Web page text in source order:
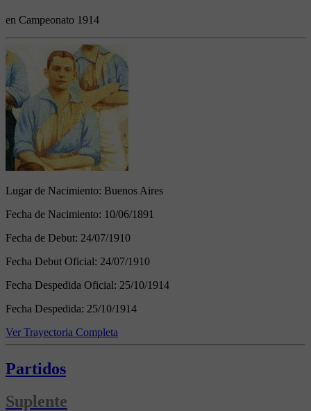
en Campeonato 1914
Lugar de Nacimiento: Buenos Aires
Fecha de Nacimiento: 10/06/1891
Fecha de Debut: 24/07/1910
Fecha Debut Oficial: 24/07/1910
Fecha Despedida Oficial: 25/10/1914
Fecha Despedida: 25/10/1914
Ver Trayectoria Completa
Partidos
Suplente